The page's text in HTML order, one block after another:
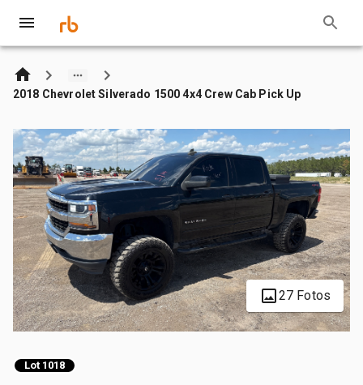
2018 Chevrolet Silverado 1500 4x4 Crew Cab Pick Up
27 Fotos
Lot 1018